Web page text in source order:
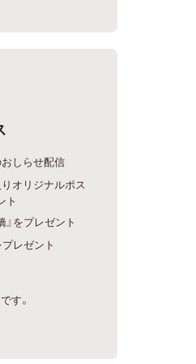
しらせ配信
オリジナルポス
ト
』をプレゼント
レゼント
す。